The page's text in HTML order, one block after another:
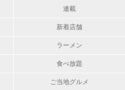
連載
新着店舗
ラーメン
食べ放題
ご当地グルメ